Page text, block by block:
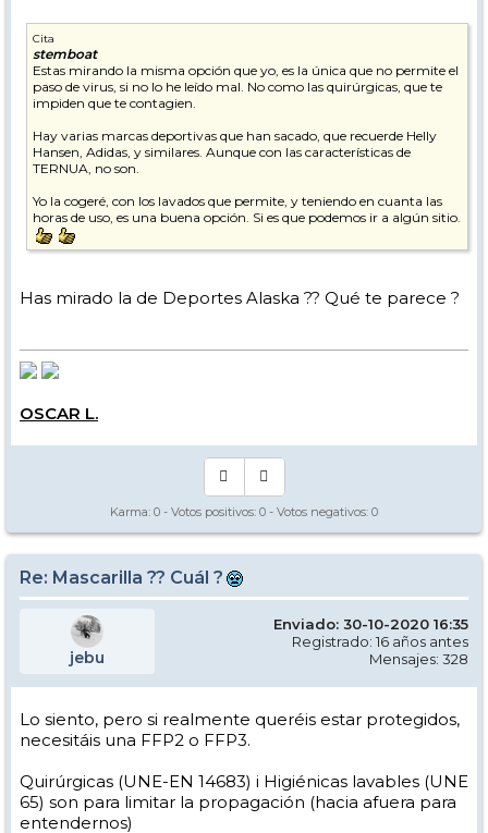
Cita
stemboat
Estas mirando la misma opción que yo, es la única que no permite el
paso de virus, si no lo he leído mal. No como las quirúrgicas, que te
impiden que te contagien.
Hay varias marcas deportivas que han sacado, que recuerde Helly
Hansen, Adidas, y similares. Aunque con las características de
TERNUA, no son.
Yo la cogeré, con los lavados que permite, y teniendo en cuanta las
horas de uso, es una buena opción. Si es que podemos ir a algún sitio.
Has mirado la de Deportes Alaska ?? Qué te parece ?
OSCAR L.
Karma: 0 - Votos positivos: 0 - Votos negativos: 0
Re: Mascarilla ?? Cuál ?
jebu
Enviado: 30-10-2020 16:35
Registrado: 16 años antes
Mensajes: 328
Lo siento, pero si realmente queréis estar protegidos,
necesitáis una FFP2 o FFP3.
Quirúrgicas (UNE-EN 14683) i Higiénicas lavables (UNE
65) son para limitar la propagación (hacia afuera para
entendernos)